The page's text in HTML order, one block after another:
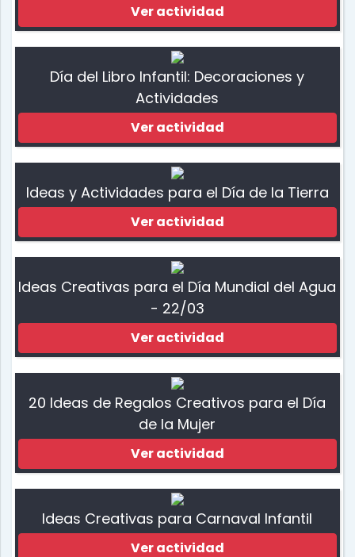
Ver actividad
Día del Libro Infantil: Decoraciones y
Actividades
Ver actividad
Ideas y Actividades para el Día de la Tierra
Ver actividad
Ideas Creativas para el Día Mundial del Agua
- 22/03
Ver actividad
20 Ideas de Regalos Creativos para el Día
de la Mujer
Ver actividad
Ideas Creativas para Carnaval Infantil
Ver actividad